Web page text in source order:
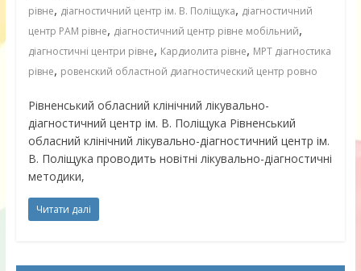
рівне, діагностичний центр ім. В. Поліщука, діагностичний
центр РАМ рівне, діагностичний центр рівне мобільний,
діагностичні центри рівне, Кардиолита рівне, МРТ діагностика
рівне, ровенский областной диагностический центр ровно
Рівненський обласний клінічний лікувально-
діагностичний центр ім. В. Поліщука Рівненський
обласний клінічний лікувально-діагностичний центр ім.
В. Поліщука проводить новітні лікувально-діагностичні
методики,
Читати далі